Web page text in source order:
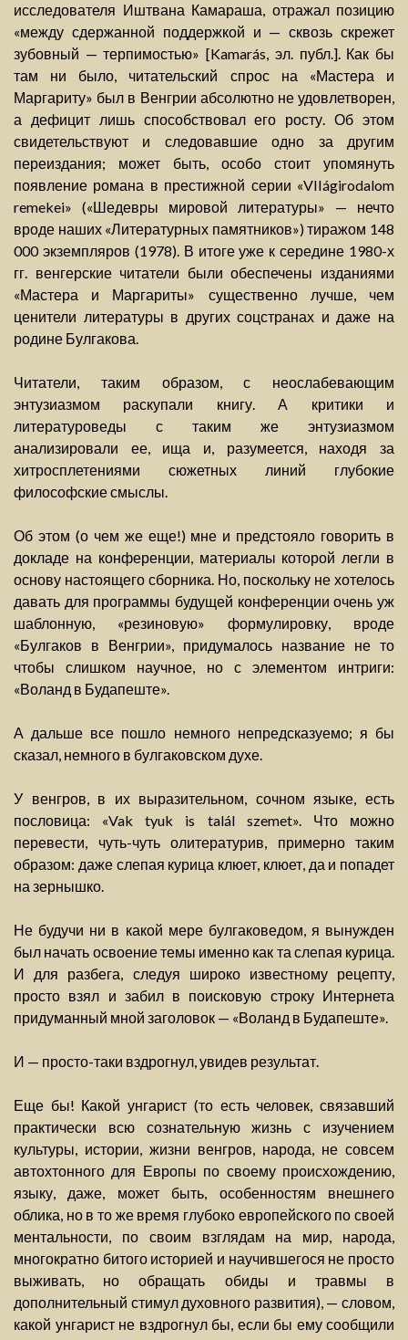
исследователя Иштвана Камараша, отражал позицию
«между сдержанной поддержкой и — сквозь скрежет
зубовный — терпимостью» [Kamarás, эл. публ.]. Как бы
там ни было, читательский спрос на «Мастера и
Маргариту» был в Венгрии абсолютно не удовлетворен,
а дефицит лишь способствовал его росту. Об этом
свидетельствуют и следовавшие одно за другим
переиздания; может быть, особо стоит упомянуть
появление романа в престижной серии «VIIágirodalom
remekei» («Шедевры мировой литературы» — нечто
вроде наших «Литературных памятников») тиражом 148
000 экземпляров (1978). В итоге уже к середине 1980-х
гг. венгерские читатели были обеспечены изданиями
«Мастера и Маргариты» существенно лучше, чем
ценители литературы в других соцстранах и даже на
родине Булгакова.
Читатели, таким образом, с неослабевающим
энтузиазмом раскупали книгу. А критики и
литературоведы с таким же энтузиазмом
анализировали ее, ища и, разумеется, находя за
хитросплетениями сюжетных линий глубокие
философские смыслы.
Об этом (о чем же еще!) мне и предстояло говорить в
докладе на конференции, материалы которой легли в
основу настоящего сборника. Но, поскольку не хотелось
давать для программы будущей конференции очень уж
шаблонную, «резиновую» формулировку, вроде
«Булгаков в Венгрии», придумалось название не то
чтобы слишком научное, но с элементом интриги:
«Воланд в Будапеште».
А дальше все пошло немного непредсказуемо; я бы
сказал, немного в булгаковском духе.
У венгров, в их выразительном, сочном языке, есть
пословица: «Vak tyuk is talál szemet». Что можно
перевести, чуть-чуть олитературив, примерно таким
образом: даже слепая курица клюет, клюет, да и попадет
на зернышко.
Не будучи ни в какой мере булгаковедом, я вынужден
был начать освоение темы именно как та слепая курица.
И для разбега, следуя широко известному рецепту,
просто взял и забил в поисковую строку Интернета
придуманный мной заголовок — «Воланд в Будапеште».
И — просто-таки вздрогнул, увидев результат.
Еще бы! Какой унгарист (то есть человек, связавший
практически всю сознательную жизнь с изучением
культуры, истории, жизни венгров, народа, не совсем
автохтонного для Европы по своему происхождению,
языку, даже, может быть, особенностям внешнего
облика, но в то же время глубоко европейского по своей
ментальности, по своим взглядам на мир, народа,
многократно битого историей и научившегося не просто
выживать, но обращать обиды и травмы в
дополнительный стимул духовного развития), — словом,
какой унгарист не вздрогнул бы, если бы ему сообщили